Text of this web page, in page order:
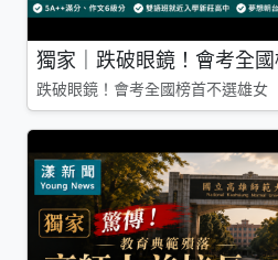
獨家｜跌破眼鏡！會考全
跌破眼鏡！會考全國榜首不選雄